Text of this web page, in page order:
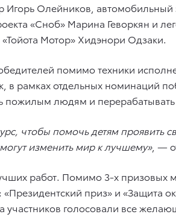
Игорь Олейников,
«Сноб» Марина Геворкян и
Мотор» Хидэнори Одзаки.
помимо техники
в рамках отдельных номинаций
пожилым людям и
чтобы помочь детям проявить
изменить мир к лучшему», —
работ. Помимо 3-х призовых
приз» и
участников голосовали все